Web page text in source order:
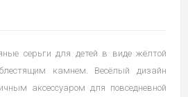
серьги для детей в виде жёлтой
камнем. Весёлый дизайн
аксессуаром для повседневной